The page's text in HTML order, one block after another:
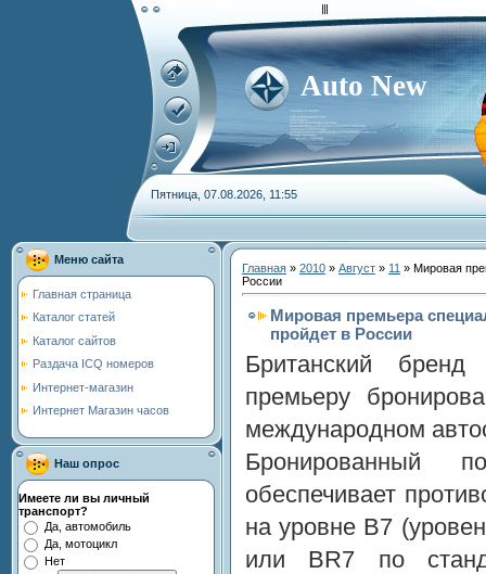
Auto New
Пятница, 07.08.2026, 11:55
Меню сайта
Главная страница
Каталог статей
Каталог сайтов
Раздача ICQ номеров
Интернет-магазин
Интернет Магазин часов
Наш опрос
Имеете ли вы личный
транспорт?
Да, автомобиль
Да, мотоцикл
Нет
Главная » 2010 » Август » 11 » Мировая
России
Мировая премьера
пройдет в России
Британский
премьеру
международном
Бронированный
обеспечивает
на уровне B7
или BR7 по